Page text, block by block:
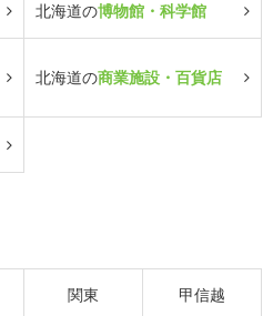
北海道の博物館・科学館
北海道の商業施設・百貨店
関東 甲信越